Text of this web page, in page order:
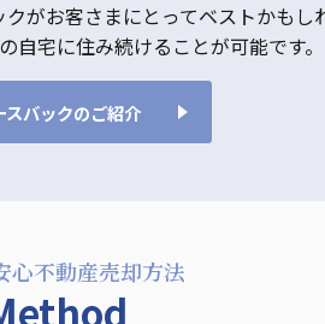
がお客さまにとってベストかもし
自宅に住み続けることが可能です。
スバックのご紹介
心不動産売却方法